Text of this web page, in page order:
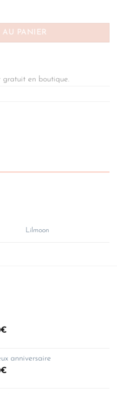
Lil'moon
AU PANIER
gratuit en boutique.
Lilmoon
€Plage
35,00€
à
anniversaire
€Plage